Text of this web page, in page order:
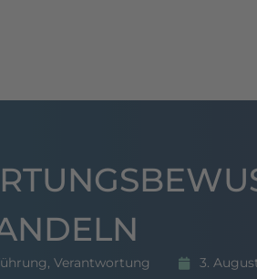
, Verantwortung 3.